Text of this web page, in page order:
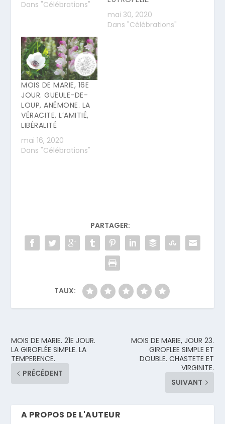
Dans "Célébrations"
mai 30, 2020
Dans "Célébrations"
MOIS DE MARIE, 16E
JOUR. GUEULE-DE-
LOUP, ANÉMONE. LA
VÉRACITE, L’AMITIÉ,
LIBÉRALITÉ
mai 16, 2020
Dans "Célébrations"
PARTAGER:
TAUX:
MOIS DE MARIE. 21E JOUR.
LA GIROFLÉE SIMPLE. LA
TEMPERENCE.
PRÉCÉDENT
MOIS DE MARIE, JOUR 23.
GIROFLEE SIMPLE ET
DOUBLE. CHASTETE ET
VIRGINITE.
SUIVANT
A PROPOS DE L'AUTEUR